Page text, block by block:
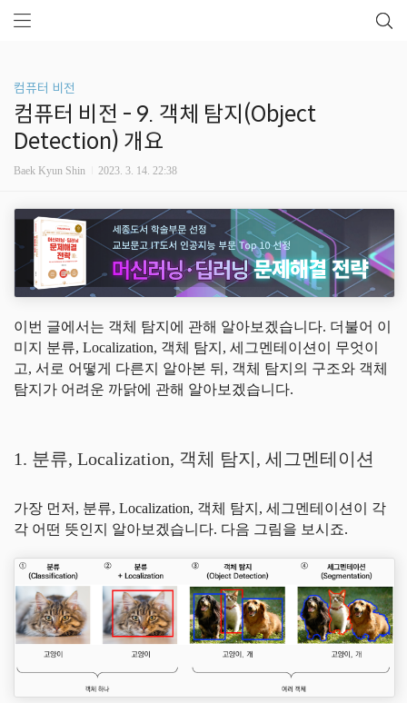
컴퓨터 비전
컴퓨터 비전 - 9. 객체 탐지(Object
Detection) 개요
Baek Kyun Shin 2023. 3. 14. 22:38
이번 글에서는 객체 탐지에 관해 알아보겠습니다. 더불어 이
미지 분류, Localization, 객체 탐지, 세그멘테이션이 무엇이
고, 서로 어떻게 다른지 알아본 뒤, 객체 탐지의 구조와 객체
탐지가 어려운 까닭에 관해 알아보겠습니다.
1. 분류, Localization, 객체 탐지, 세그멘테이션
가장 먼저, 분류, Localization, 객체 탐지, 세그멘테이션이 각
각 어떤 뜻인지 알아보겠습니다. 다음 그림을 보시죠.